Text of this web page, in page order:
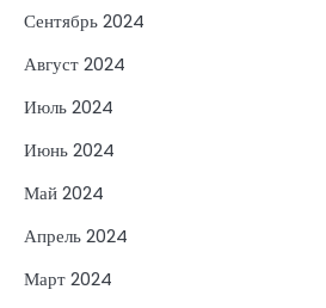
Сентябрь 2024
Август 2024
Июль 2024
Июнь 2024
Май 2024
Апрель 2024
Март 2024